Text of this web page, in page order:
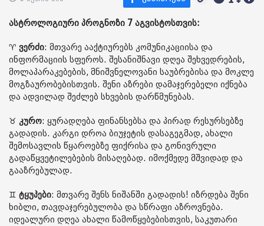
ასტროლოგიური პროგნოზი 7 აგვისტოსთვის:
♈️ ვერძი: მთვარე ააქტიურებს კომუნიკაციისა და
ინფორმაციის სფეროს. შესანიშნავი დღეა შეხვედრების,
მოლაპარაკებების, მნიშვნელოვანი საუბრებისა და მოკლე
მოგზაურობებისთვის. შენი აზრები დამაჯერებელი იქნება
და ადვილად შეძლებ სხვების დარწმუნებას.
♉️ კურო: ყურადღება ფინანსებსა და პირად რესურსებზე
გადადის. კარგი დროა ბიუჯეტის დასაგეგმად, ახალი
შემოსავლის წყაროებზე ფიქრისა და გონივრული
გადაწყვეტილებების მისაღებად. იმოქმედე მშვიდად და
გააზრებულად.
♊️ ტყუპები: მთვარე შენს ნიშანში გადადის! იზრდება შენი
ხიბლი, თავდაჯერებულობა და სწრაფი აზროვნება.
იდეალური დღეა ახალი წამოწყებებისთვის, საკუთარი